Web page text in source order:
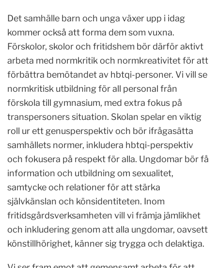
Det samhälle barn och unga växer upp i idag
kommer också att forma dem som vuxna.
Förskolor, skolor och fritidshem bör därför aktivt
arbeta med normkritik och normkreativitet för att
förbättra bemötandet av hbtqi-personer. Vi vill se
normkritisk utbildning för all personal från
förskola till gymnasium, med extra fokus på
transpersoners situation. Skolan spelar en viktig
roll ur ett genusperspektiv och bör ifrågasätta
samhällets normer, inkludera hbtqi-perspektiv
och fokusera på respekt för alla. Ungdomar bör få
information och utbildning om sexualitet,
samtycke och relationer för att stärka
självkänslan och könsidentiteten. Inom
fritidsgårdsverksamheten vill vi främja jämlikhet
och inkludering genom att alla ungdomar, oavsett
könstillhörighet, känner sig trygga och delaktiga.